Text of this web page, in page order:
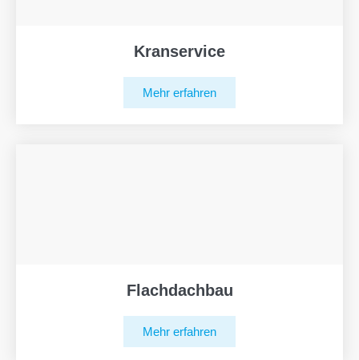
Kranservice
Mehr erfahren
Flachdachbau
Mehr erfahren